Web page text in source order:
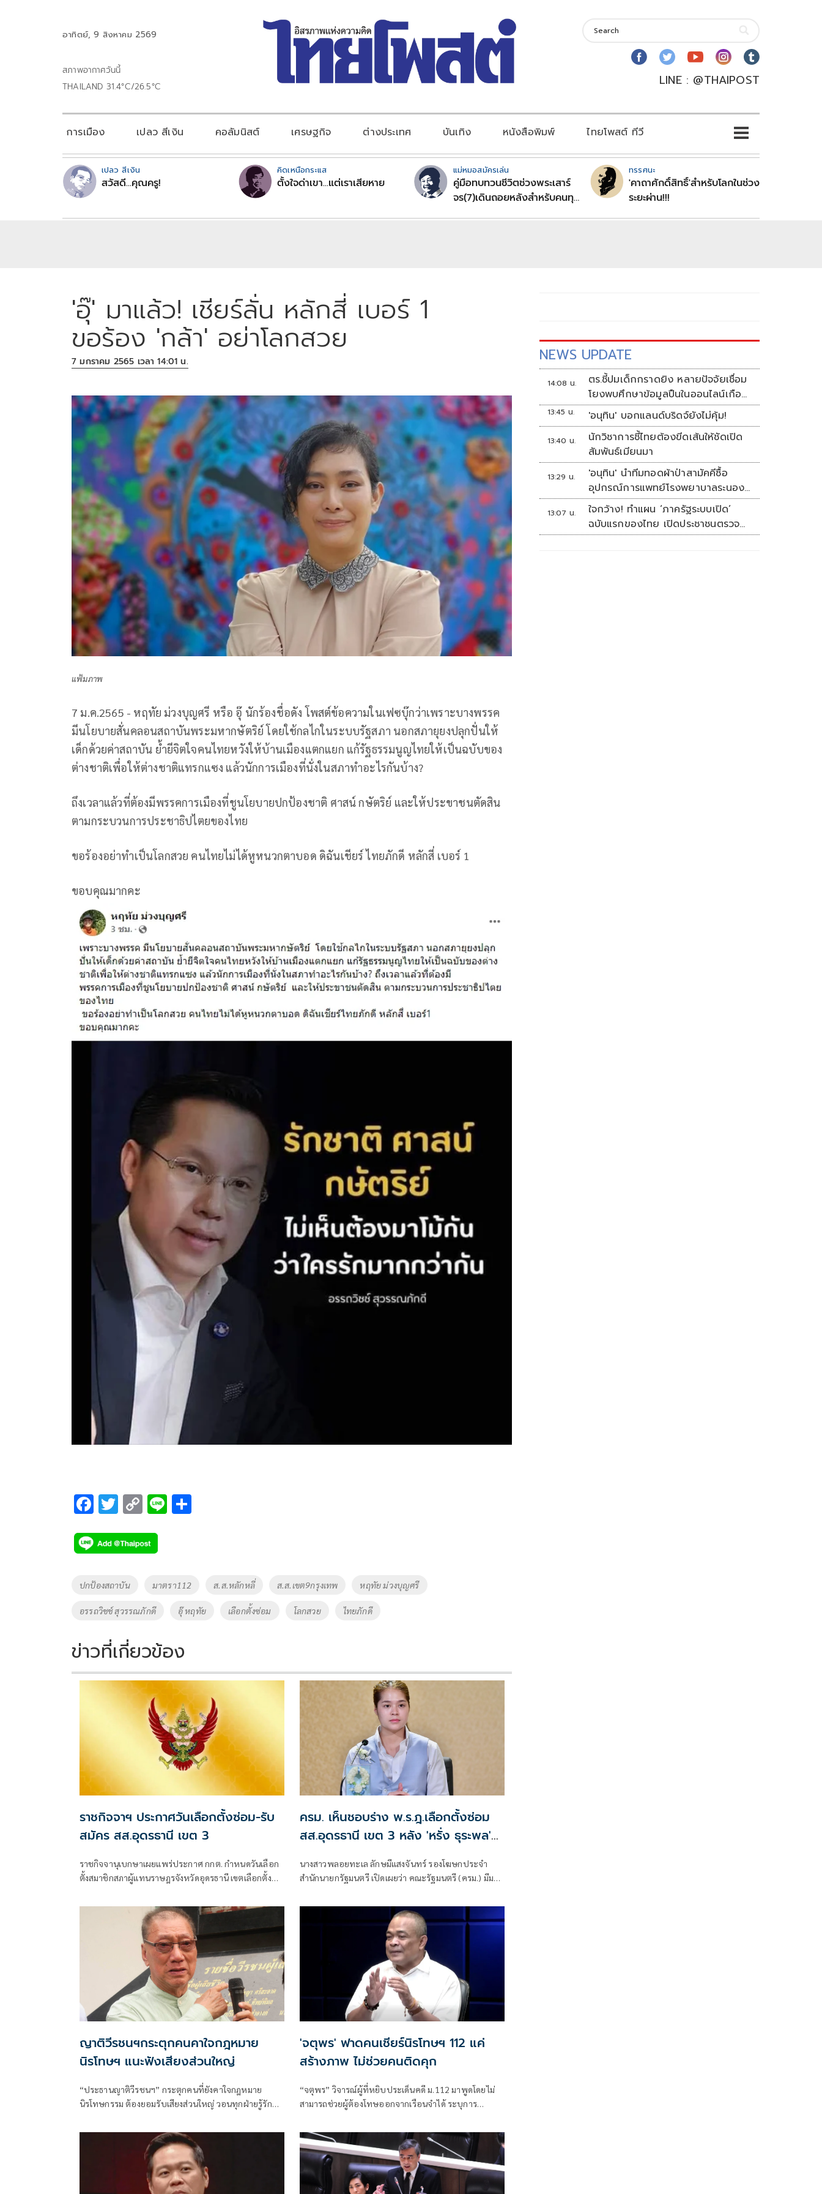
อาทิตย์, 9 สิงหาคม 2569
สภาพอากาศวันนี้
THAILAND 31.4°C/26.5°C
LINE : @THAIPOST
การเมือง เปลว สีเงิน คอลัมนิสต์ เศรษฐกิจ ต่างประเทศ บันเทิง หนังสือพิมพ์ ไทยโพสต์ ทีวี
เปลว สีเงิน
สวัสดี...คุณครู!
คิดเหนือกระแส
ตั้งใจด่าเขา...แต่เราเสียหาย
แม่หมอสมัครเล่น
คู่มือทบทวนชีวิตช่วงพระเสาร์
จร(7)เดินถอยหลังสำหรับคนทุก
ทรรศนะ
'คาถาศักดิ์สิทธิ์'สำหรับโลกในช่วง
ระยะผ่าน!!!
'อุ๊' มาแล้ว! เชียร์ลั่น หลักสี่ เบอร์ 1
ขอร้อง 'กล้า' อย่าโลกสวย
7 มกราคม 2565 เวลา 14:01 น.
แฟ้มภาพ
7 ม.ค.2565 - หฤทัย ม่วงบุญศรี หรือ อุ๊ นักร้องชื่อดัง โพสต์ข้อความในเฟซบุ๊กว่าเพราะ​บางพรรค​
มีนโยบาย​สั่นคลอน​สถาบัน​พระมหา​กษัตริย์​ โดยใช้กลไกในระบบรัฐสภา​ นอกสภา​ยุยงปลุก​ปั่น​ให้
เด็ก​ด้วยค่าสถาบัน​ ย้ำยีจิตใจ​คนไทยหวังให้บ้านเมือง​แตกแยก​ แก้​รัฐธรรมนูญไทย​ให้เป็น​ฉบับ​ของ
ต่างชาติ​เพื่อ​ให้ต่างชาติ​แทรก​แซง​ แล้วนักการเมือง​ที่นั่งในสภา​ทำอะไร​กันบ้าง?
ถึงเวลาแล้วที่ต้องมีพรรคการเมือง​ที่ชูนโยบาย​ปกป้อง​ชาติ​ ศาสน์​ กษัตริย์​ และให้ประขาชน​ตัด​สิน
ตามกระบวน​การ​ประ​ชาธิปไตย​ของไทย​
ขอร้อง​อย่าทำเป็น​โลกสวย คนไทย​ไม่ได้​หูหนวก​ตาบอด​ ดิฉัน​เชีย​ร์ ไทยภักดี​ หลักสี่ เบอร์​ 1
ขอบคุณมาก​คะ
F
e
b
o
o
k
T
tt
er
C
p
y
Li
n
k
Li
Tags
ปกป้องสถาบัน มาตรา112 ส.ส.หลักหลี่ ส.ส.เขต9กรุงเทพ หฤทัย ม่วงบุญศรี
อรรถวิชช์ สุวรรณภักดี อุ๊ หฤทัย เลือกตั้งซ่อม โลกสวย ไทยภักดี
ข่าวที่เกี่ยวข้อง
ราชกิจจาฯ ประกาศวันเลือกตั้งซ่อม-รับ
สมัคร สส.อุดรธานี เขต 3
ราชกิจจานุเบกษาเผยแพร่ประกาศ กกต. กำหนดวันเลือก
ตั้งสมาชิกสภาผู้แทนราษฎรจังหวัดอุดรธานี เขตเลือกตั้งที่
ครม. เห็นชอบร่าง พ.ร.ฎ.เลือกตั้งซ่อม
สส.อุดรธานี เขต 3 หลัง 'หรั่ง ธุระพล'
นางสาวพลอยทะเล ลักษมีแสงจันทร์ รองโฆษกประจำ
สำนักนายกรัฐมนตรี เปิดเผยว่า คณะรัฐมนตรี (ครม.) มีมติ
ผู้แทนราษฎรจังหวัดอุดรธานี เขตเลือกตั้งที่ 3 แทน
ตำแหน่งที่ว่าง พ.ศ. .... ด้วยสมาชิกภาพสมาชิกสภาผู้แทน
ญาติวีรชนฯกระตุกคนคาใจกฎหมาย
นิรโทษฯ แนะฟังเสียงส่วนใหญ่
“ประธานญาติวีรชนฯ” กระตุกคนที่ยังคาใจกฎหมาย
นิรโทษกรรม ต้องยอมรับเสียงส่วนใหญ่ วอนทุกฝ่ายรู้รัก
การ คดี ม.112 เป็น ”พระราชอำนาจ” ผู้ใดจะละเมิดมิได้
เผยผู้มีอายุต่ำกว่า 18 ปีส่วนใหญ่เข้าสู่กระบวนการฟื้นฟู
เกือบหมดแล้ว แนะคนที่โดนคดีม.112 ให้ขอพระราชทาน
อภัยโทษเป็นรายบุคคลได้
'จตุพร' ฟาดคนเชียร์นิรโทษฯ 112 แค่
สร้างภาพ ไม่ช่วยคนติดคุก
“จตุพร” วิจารณ์ผู้ที่หยิบประเด็นคดี ม.112 มาพูดโดยไม่
สามารถช่วยผู้ต้องโทษออกจากเรือนจำได้ ระบุการ
ช่องทางขอพระราชทานอภัยโทษเป็นทางเลือกที่มีโอกาส
มากที่สุด
NEWS UPDATE
14:08 น.
ตร.ชี้ปมเด็กกราดยิง หลายปัจจัยเชื่อม
โยงพบศึกษาข้อมูลปืนในออนไลน์เกือบ
2 ปี
13:45 น. 'อนุทิน' บอกแลนด์บริดจ์ยังไม่คุ้ม!
13:40 น.
นักวิชาการชี้ไทยต้องขีดเส้นให้ชัดเปิด
สัมพันธ์เมียนมา
13:29 น.
'อนุทิน' นำทีมทอดผ้าป่าสามัคคีซื้อ
อุปกรณ์การแพทย์โรงพยาบาลระนอง
ยอดเงินทำบุญ 20 ล้านบาท
13:07 น.
ใจกว้าง! ทำแผน ‘ภาครัฐระบบเปิด’
ฉบับแรกของไทย เปิดประชาชนตรวจ
สอบงบ